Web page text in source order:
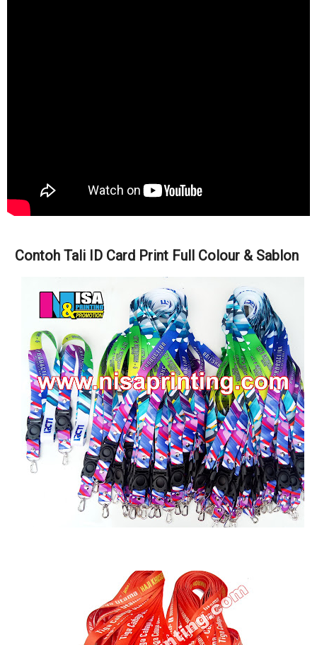
Contoh Tali ID Card Print Full Colour & Sablon